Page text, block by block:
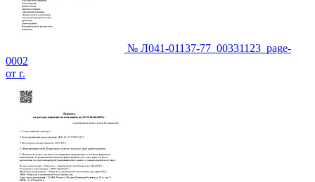
№ Л041-01137-77_00331123_page-
0002
от г.